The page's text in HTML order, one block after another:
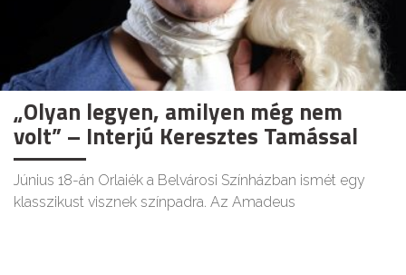
„Olyan legyen, amilyen még nem
volt” – Interjú Keresztes Tamással
Június 18-án Orlaiék a Belvárosi Színházban ismét egy
klasszikust visznek színpadra. Az Amadeus